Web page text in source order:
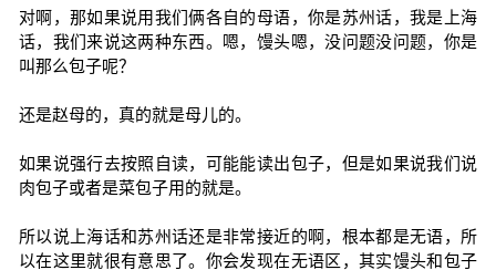
对啊，那如果说用我们俩各自的母语，你是苏州话，我是上海
话，我们来说这两种东西。嗯，馒头嗯，没问题没问题，你是
叫那么包子呢？
还是赵母的，真的就是母儿的。
如果说强行去按照自读，可能能读出包子，但是如果说我们说
肉包子或者是菜包子用的就是。
所以说上海话和苏州话还是非常接近的啊，根本都是无语，所
以在这里就很有意思了。你会发现在无语区，其实馒头和包子